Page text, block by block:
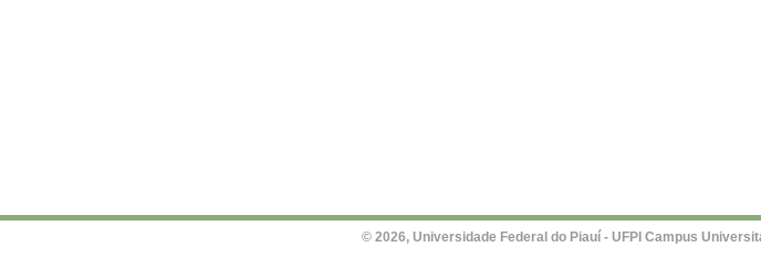
© 2026, Universidade Federal do Piauí - UFPI Campus